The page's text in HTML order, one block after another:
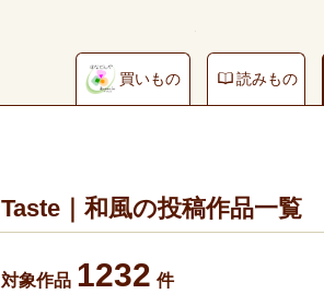
買いもの 読みもの
Taste｜和風の投稿作品一覧
対象作品 1232 件